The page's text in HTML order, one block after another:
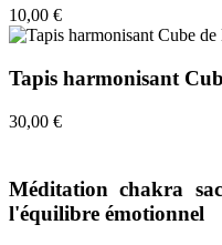
10,00 €
Tapis harmonisant
30,00 €
Méditation chakra
l'équilibre émotionnel